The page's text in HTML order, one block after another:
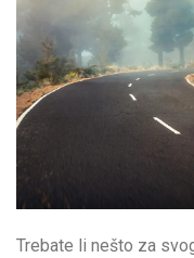
Trebate li nešto za